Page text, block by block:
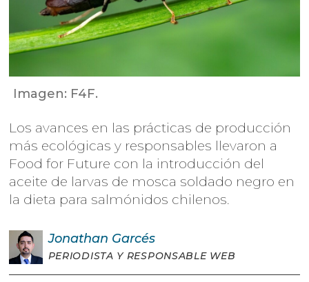
Imagen: F4F.
Los avances en las prácticas de producción
más ecológicas y responsables llevaron a
Food for Future con la introducción del
aceite de larvas de mosca soldado negro en
la dieta para salmónidos chilenos.
Jonathan Garcés
PERIODISTA Y RESPONSABLE WEB